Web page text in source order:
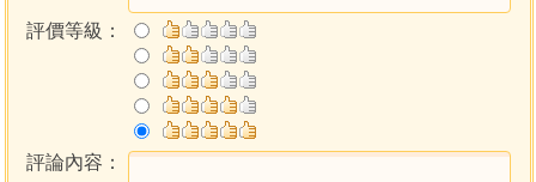
評價等級：
評論內容：